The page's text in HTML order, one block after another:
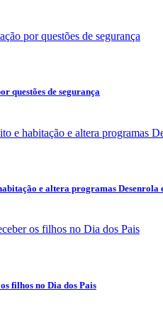
questões de segurança
e altera programas Desenrola
filhos no Dia dos Pais